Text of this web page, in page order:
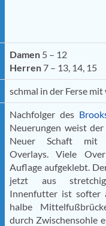
Damen 5 – 12
Herren 7 – 13, 14, 15
schmal in der Ferse
Nachfolger des
Neuerungen weist
Neuer Schaft mit
Overlays. Viele
Auflage aufgeklebt.
jetzt aus
Innenfutter ist softer
halbe
durch Zwischensohle